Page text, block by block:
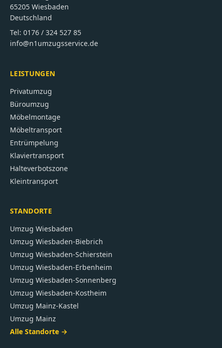
65205 Wiesbaden
Deutschland
Tel: 0176 / 324 527 85
info@n1umzugsservice.de
LEISTUNGEN
Privatumzug
Büroumzug
Möbelmontage
Möbeltransport
Entrümpelung
Klaviertransport
Halteverbotszone
Kleintransport
STANDORTE
Umzug Wiesbaden
Umzug Wiesbaden-Biebrich
Umzug Wiesbaden-Schierstein
Umzug Wiesbaden-Erbenheim
Umzug Wiesbaden-Sonnenberg
Umzug Wiesbaden-Kostheim
Umzug Mainz-Kastel
Umzug Mainz
Alle Standorte →